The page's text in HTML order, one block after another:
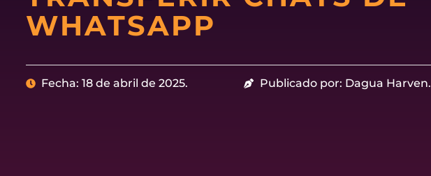
WHATSAPP
Fecha: 18 de abril de 2025. Publicado por: Dagua Harven.